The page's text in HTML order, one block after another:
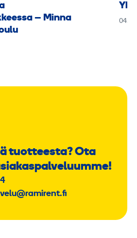
– Minna
tuotteesta? Ota